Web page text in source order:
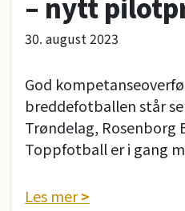
30. august 2023
– nytt
God
breddefotballen står
Trøndelag, Rosenborg
Toppfotball er i gang
Les mer